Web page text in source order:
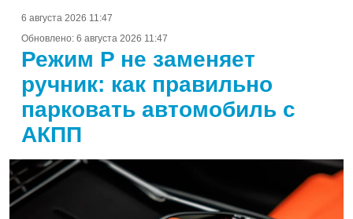
6 августа 2026 11:47
Обновлено: 6 августа 2026 11:47
Режим P не заменяет
ручник: как правильно
парковать автомобиль с
АКПП